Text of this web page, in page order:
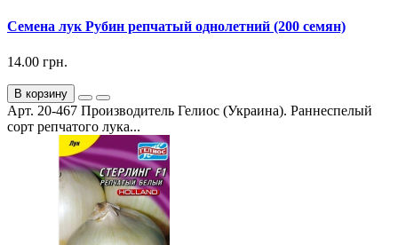
Семена лук Рубин репчатый однолетний (200 семян)
14.00 грн.
В корзину
Арт. 20-467 Производитель Гелиос (Украина). Раннеспелый
сорт репчатого лука...